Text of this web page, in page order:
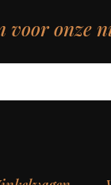
voor onze